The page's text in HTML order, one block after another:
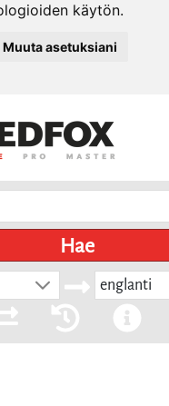
käytön.
Muuta asetuksiani
Hae
englanti